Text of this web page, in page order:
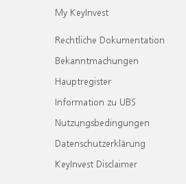
My KeyInvest
Rechtliche Dokumentation
Bekanntmachungen
Hauptregister
Information zu UBS
Nutzungsbedingungen
Datenschutzerklärung
KeyInvest Disclaimer